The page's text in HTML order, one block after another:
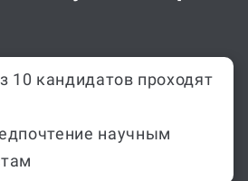
10 кандидатов проходят
научным